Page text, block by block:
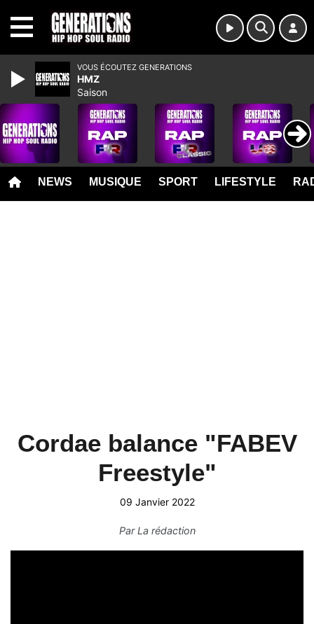
NEWS MUSIQUE SPORT LIFESTYLE
Cordae balance "FABEV
Freestyle"
09 Janvier 2022
ParLa rédaction
VOUS ÉCOUTEZ GENERATIONS
HMZ
Saison